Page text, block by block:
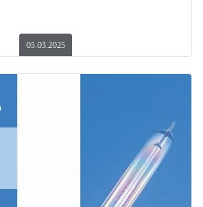
05.03.2025